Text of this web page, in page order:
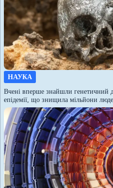
НАУКА
Вчені вперше знайшли генетичний
епідемії, що знищила мільйони